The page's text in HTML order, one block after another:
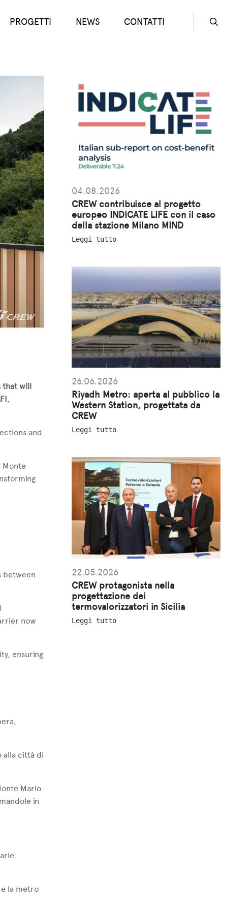
PROGETTI NEWS CONTATTI
that will
,
and
between
now
ensuring
alla città di
Mario
in
la metro
04.08.2026
CREW contribuisce al progetto
europeo INDICATE LIFE con il caso
della stazione Milano MIND
Leggi tutto
26.06.2026
Riyadh Metro: aperta al pubblico la
Western Station, progettata da
CREW
Leggi tutto
22.05.2026
CREW protagonista nella
progettazione dei
termovalorizzatori in Sicilia
Leggi tutto